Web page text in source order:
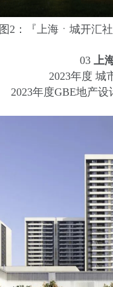
图2：『上海ㆍ城开汇
03 上
2023年度 城
2023年度GBE地产